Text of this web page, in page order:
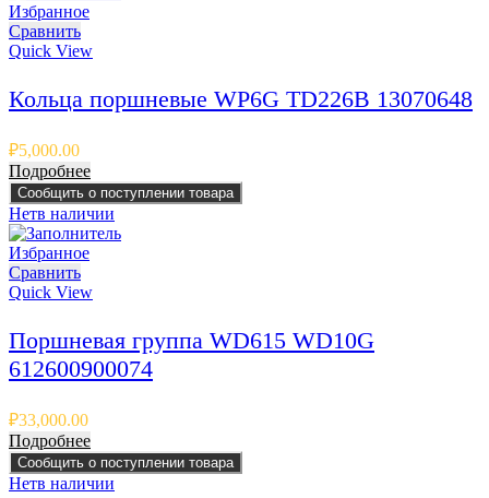
Избранное
Сравнить
Quick View
Кольца поршневые WP6G TD226B 13070648
₽5,000.00
Подробнее
Сообщить о поступлении товара
Нетв наличии
Избранное
Сравнить
Quick View
Поршневая группа WD615 WD10G
612600900074
₽33,000.00
Подробнее
Сообщить о поступлении товара
Нетв наличии